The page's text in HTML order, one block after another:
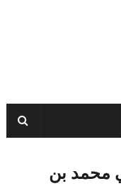
محمد بن